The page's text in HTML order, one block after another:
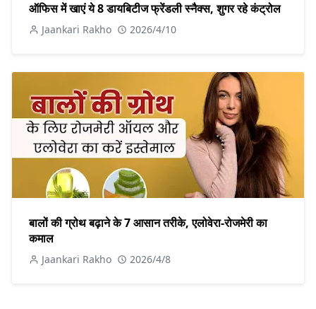
ऑफिस में खाएं ये 8 डायबिटीज फ्रेंडली स्नैक्स, शुगर रहे कंट्रोल
Jaankari Rakho 2026/4/10
बालों की ग्रोथ बढ़ाने के 7 आसान तरीके, एलोवेरा-रोजमेरी का
कमाल
Jaankari Rakho 2026/4/8